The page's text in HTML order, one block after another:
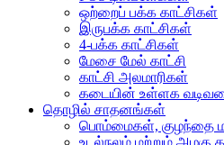
ஒற்றைப் பக்க காட்சிகள்
இருபக்க காட்சிகள்
4-பக்க காட்சிகள்
மேசை மேல் காட்சி
காட்சி அலமாரிகள்
கடையின் உள்ளக
தொழில் சாதனங்கள்
பொம்மைகள், குழந்தை
உடல்நலம் மற்றும் அழகு